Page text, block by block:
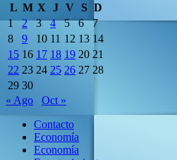
L M X J V S D
1
2 3 4 5 6
7
8
9 10 11 12 13 14
15 16 17 18 19 20 21
22 23 24 25 26 27 28
29 30
« Ago
Oct »
Contacto
Economía
Economía